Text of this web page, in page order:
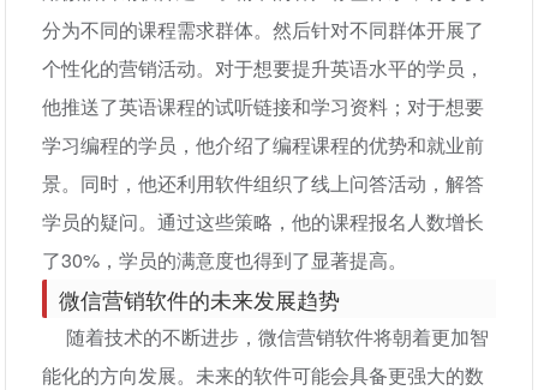
分为不同的课程需求群体。然后针对不同群体开展了
个性化的营销活动。对于想要提升英语水平的学员，
他推送了英语课程的试听链接和学习资料；对于想要
学习编程的学员，他介绍了编程课程的优势和就业前
景。同时，他还利用软件组织了线上问答活动，解答
学员的疑问。通过这些策略，他的课程报名人数增长
了30%，学员的满意度也得到了显著提高。
微信营销软件的未来发展趋势
随着技术的不断进步，微信营销软件将朝着更加智
能化的方向发展。未来的软件可能会具备更强大的数